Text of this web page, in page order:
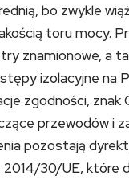
bo zwykle
toru mocy.
znamionowe, a
izolacyjne na
zgodności, znak
przewodów i
pozostają
30/UE, które